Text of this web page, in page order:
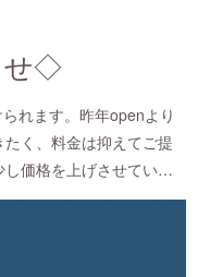
せ◇
れます。昨年openより
く、料金は抑えてご提
し価格を上げさせてい…